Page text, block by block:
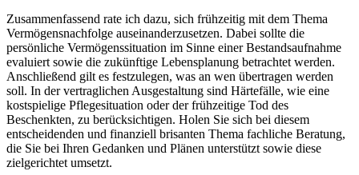
Zusammenfassend rate ich dazu, sich frühzeitig mit dem Thema
Vermögensnachfolge auseinanderzusetzen. Dabei sollte die
persönliche Vermögenssituation im Sinne einer Bestandsaufnahme
evaluiert sowie die zukünftige Lebensplanung betrachtet werden.
Anschließend gilt es festzulegen, was an wen übertragen werden
soll. In der vertraglichen Ausgestaltung sind Härtefälle, wie eine
kostspielige Pflegesituation oder der frühzeitige Tod des
Beschenkten, zu berücksichtigen. Holen Sie sich bei diesem
entscheidenden und finanziell brisanten Thema fachliche Beratung,
die Sie bei Ihren Gedanken und Plänen unterstützt sowie diese
zielgerichtet umsetzt.